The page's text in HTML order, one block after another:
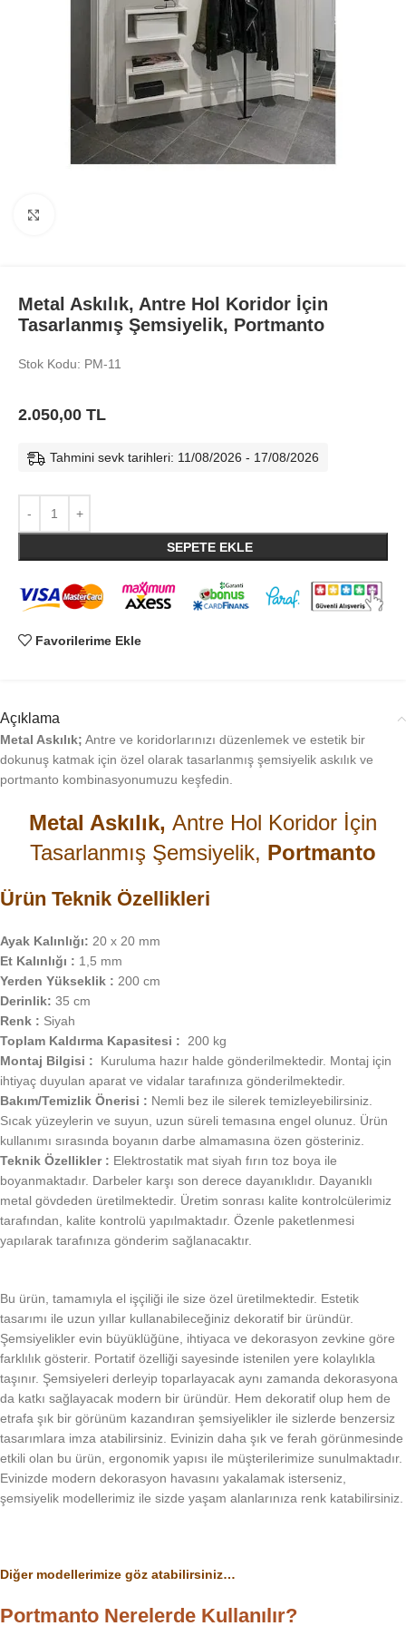
Metal Askılık, Antre Hol Koridor İçin
Tasarlanmış Şemsiyelik, Portmanto
Stok Kodu: PM-11
2.050,00 TL
Tahmini sevk tarihleri: 11/08/2026 - 17/08/2026
SEPETE EKLE
Favorilerime Ekle
Açıklama
Metal Askılık; Antre ve koridorlarınızı düzenlemek ve estetik bir
dokunuş katmak için özel olarak tasarlanmış şemsiyelik askılık ve
portmanto kombinasyonumuzu keşfedin.
Metal Askılık, Antre Hol Koridor İçin
Tasarlanmış Şemsiyelik, Portmanto
Ürün Teknik Özellikleri
Ayak Kalınlığı: 20 x 20 mm
Et Kalınlığı : 1,5 mm
Yerden Yükseklik : 200 cm
Derinlik: 35 cm
Renk : Siyah
Toplam Kaldırma Kapasitesi : 200 kg
Montaj Bilgisi : Kuruluma hazır halde gönderilmektedir. Montaj için
ihtiyaç duyulan aparat ve vidalar tarafınıza gönderilmektedir.
Bakım/Temizlik Önerisi : Nemli bez ile silerek temizleyebilirsiniz.
Sıcak yüzeylerin ve suyun, uzun süreli temasına engel olunuz. Ürün
kullanımı sırasında boyanın darbe almamasına özen gösteriniz.
Teknik Özellikler : Elektrostatik mat siyah fırın toz boya ile
boyanmaktadır. Darbeler karşı son derece dayanıklıdır. Dayanıklı
metal gövdeden üretilmektedir. Üretim sonrası kalite kontrolcülerimiz
tarafından, kalite kontrolü yapılmaktadır. Özenle paketlenmesi
yapılarak tarafınıza gönderim sağlanacaktır.
Bu ürün, tamamıyla el işçiliği ile size özel üretilmektedir. Estetik
tasarımı ile uzun yıllar kullanabileceğiniz dekoratif bir üründür.
Şemsiyelikler evin büyüklüğüne, ihtiyaca ve dekorasyon zevkine göre
farklılık gösterir. Portatif özelliği sayesinde istenilen yere kolaylıkla
taşınır. Şemsiyeleri derleyip toparlayacak aynı zamanda dekorasyona
da katkı sağlayacak modern bir üründür. Hem dekoratif olup hem de
etrafa şık bir görünüm kazandıran şemsiyelikler ile sizlerde benzersiz
tasarımlara imza atabilirsiniz. Evinizin daha şık ve ferah görünmesinde
etkili olan bu ürün, ergonomik yapısı ile müşterilerimize sunulmaktadır.
Evinizde modern dekorasyon havasını yakalamak isterseniz,
şemsiyelik modellerimiz ile sizde yaşam alanlarınıza renk katabilirsiniz.
Diğer modellerimize göz atabilirsiniz…
Portmanto Nerelerde Kullanılır?